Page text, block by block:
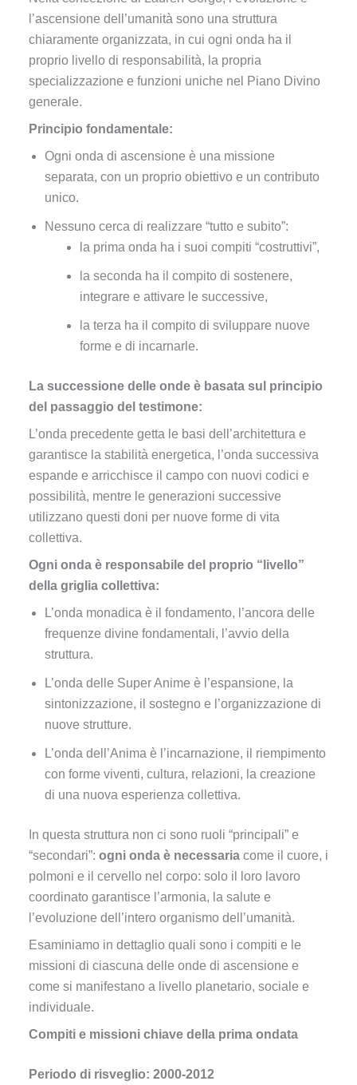
l’ascensione dell’umanità sono una struttura
chiaramente organizzata, in cui ogni onda ha il
proprio livello di responsabilità, la propria
specializzazione e funzioni uniche nel Piano Divino
generale.
Principio fondamentale:
Ogni onda di ascensione è una missione
separata, con un proprio obiettivo e un contributo
unico.
Nessuno cerca di realizzare “tutto e subito”:
la prima onda ha i suoi compiti “costruttivi”,
la seconda ha il compito di sostenere,
integrare e attivare le successive,
la terza ha il compito di sviluppare nuove
forme e di incarnarle.
La successione delle onde è basata sul principio
del passaggio del testimone:
L’onda precedente getta le basi dell’architettura e
garantisce la stabilità energetica, l’onda successiva
espande e arricchisce il campo con nuovi codici e
possibilità, mentre le generazioni successive
utilizzano questi doni per nuove forme di vita
collettiva.
Ogni onda è responsabile del proprio “livello”
della griglia collettiva:
L’onda monadica è il fondamento, l’ancora delle
frequenze divine fondamentali, l’avvio della
struttura.
L’onda delle Super Anime è l’espansione, la
sintonizzazione, il sostegno e l’organizzazione di
nuove strutture.
L’onda dell’Anima è l’incarnazione, il riempimento
con forme viventi, cultura, relazioni, la creazione
di una nuova esperienza collettiva.
In questa struttura non ci sono ruoli “principali” e
“secondari”: ogni onda è necessaria come il cuore, i
polmoni e il cervello nel corpo: solo il loro lavoro
coordinato garantisce l’armonia, la salute e
l’evoluzione dell’intero organismo dell’umanità.
Esaminiamo in dettaglio quali sono i compiti e le
missioni di ciascuna delle onde di ascensione e
come si manifestano a livello planetario, sociale e
individuale.
Compiti e missioni chiave della prima ondata
Periodo di risveglio: 2000-2012